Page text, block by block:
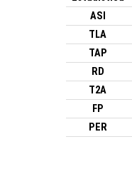
ASI
TLA
TAP
RD
T2A
FP
PER